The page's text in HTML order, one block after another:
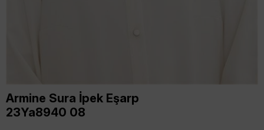
Armine Sura İpek Eşarp
23Ya8940 08